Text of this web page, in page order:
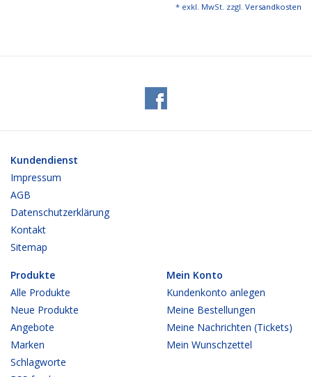
* exkl. MwSt. zzgl. Versandkosten
Kundendienst
Impressum
AGB
Datenschutzerklärung
Kontakt
Sitemap
Produkte
Alle Produkte
Neue Produkte
Angebote
Marken
Schlagworte
Mein Konto
Kundenkonto anlegen
Meine Bestellungen
Meine Nachrichten (Tickets)
Mein Wunschzettel